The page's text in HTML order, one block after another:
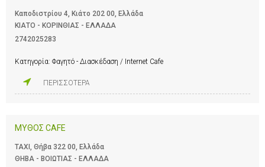
Καποδιστρίου 4, Κιάτο 202 00, Ελλάδα
ΚΙΑΤΟ - ΚΟΡΙΝΘΙΑΣ - ΕΛΛΑΔΑ
2742025283
Κατηγορία: Φαγητό - Διασκέδαση / Internet Cafe
ΠΕΡΙΣΣΟΤΕΡΑ
ΜΥΘΟΣ CAFE
ΤΑΧΙ, Θήβα 322 00, Ελλάδα
ΘΗΒΑ - ΒΟΙΩΤΙΑΣ - ΕΛΛΑΔΑ